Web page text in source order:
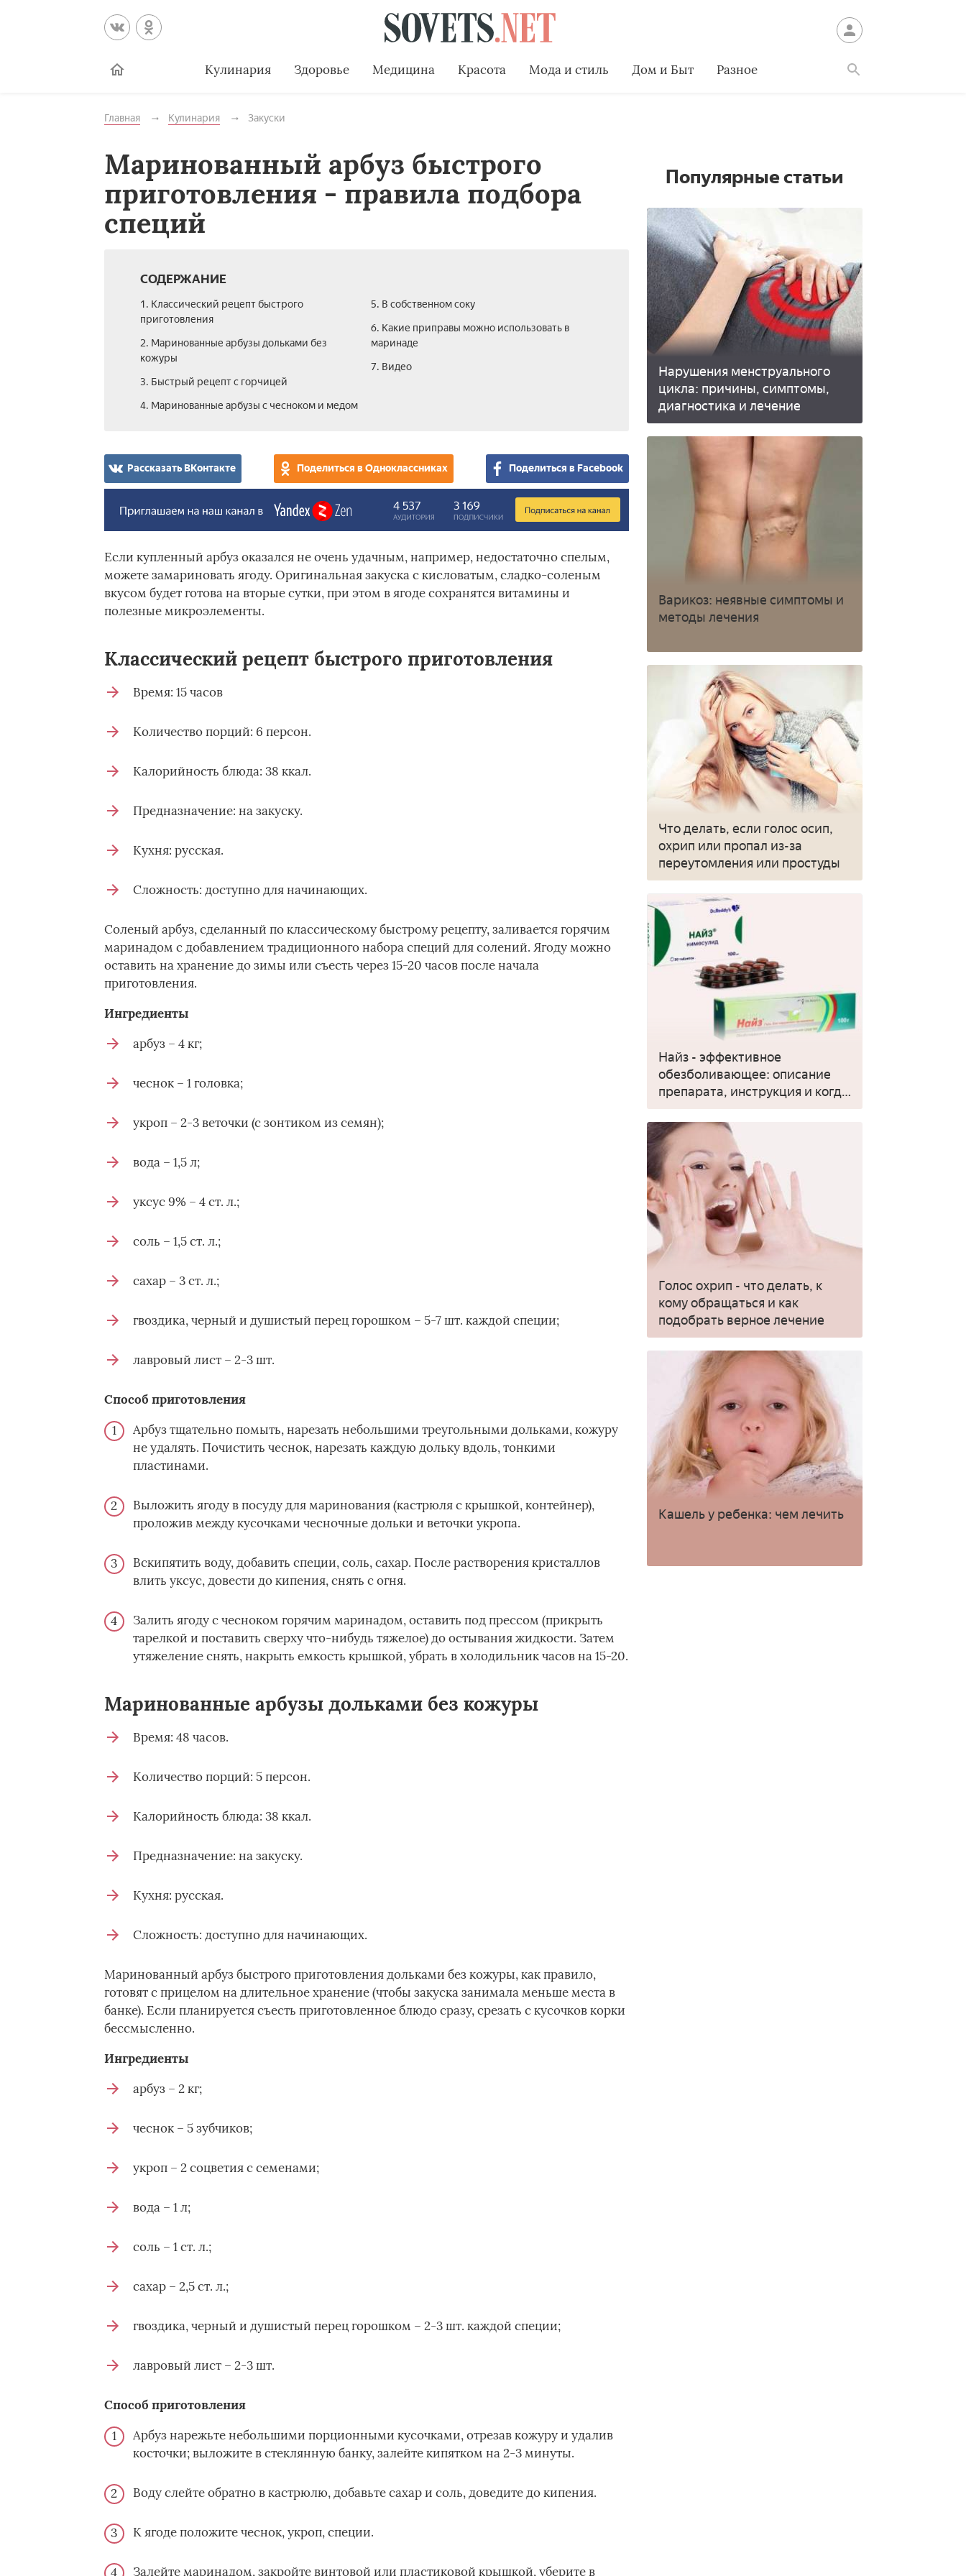
Кулинария Здоровье Медицина Красота Мода и стиль Дом и Быт Разное
Главная Кулинария Закуски
Маринованный арбуз быстрого
приготовления - правила подбора
специй
СОДЕРЖАНИЕ
1. Классический рецепт быстрого
приготовления
2. Маринованные арбузы дольками без
кожуры
3. Быстрый рецепт с горчицей
4. Маринованные арбузы с чесноком и медом
5. В собственном соку
6. Какие приправы можно использовать в
маринаде
7. Видео
Рассказать ВКонтакте Поделиться в Одноклассниках Поделиться в Facebook
Если купленный арбуз оказался не очень удачным, например, недостаточно спелым,
можете замариновать ягоду. Оригинальная закуска с кисловатым, сладко-соленым
вкусом будет готова на вторые сутки, при этом в ягоде сохранятся витамины и
полезные микроэлементы.
Классический рецепт быстрого приготовления
Время: 15 часов
Количество порций: 6 персон.
Калорийность блюда: 38 ккал.
Предназначение: на закуску.
Кухня: русская.
Сложность: доступно для начинающих.
Соленый арбуз, сделанный по классическому быстрому рецепту, заливается горячим
маринадом с добавлением традиционного набора специй для солений. Ягоду можно
оставить на хранение до зимы или съесть через 15-20 часов после начала
приготовления.
Ингредиенты
арбуз – 4 кг;
чеснок – 1 головка;
укроп – 2-3 веточки (с зонтиком из семян);
вода – 1,5 л;
уксус 9% – 4 ст. л.;
соль – 1,5 ст. л.;
сахар – 3 ст. л.;
гвоздика, черный и душистый перец горошком – 5-7 шт. каждой специи;
лавровый лист – 2-3 шт.
Способ приготовления
Арбуз тщательно помыть, нарезать небольшими треугольными дольками, кожуру
не удалять. Почистить чеснок, нарезать каждую дольку вдоль, тонкими
пластинами.
Выложить ягоду в посуду для маринования (кастрюля с крышкой, контейнер),
проложив между кусочками чесночные дольки и веточки укропа.
Вскипятить воду, добавить специи, соль, сахар. После растворения кристаллов
влить уксус, довести до кипения, снять с огня.
Залить ягоду с чесноком горячим маринадом, оставить под прессом (прикрыть
тарелкой и поставить сверху что-нибудь тяжелое) до остывания жидкости. Затем
утяжеление снять, накрыть емкость крышкой, убрать в холодильник часов на 15-20.
Маринованные арбузы дольками без кожуры
Время: 48 часов.
Количество порций: 5 персон.
Калорийность блюда: 38 ккал.
Предназначение: на закуску.
Кухня: русская.
Сложность: доступно для начинающих.
Маринованный арбуз быстрого приготовления дольками без кожуры, как правило,
готовят с прицелом на длительное хранение (чтобы закуска занимала меньше места в
банке). Если планируется съесть приготовленное блюдо сразу, срезать с кусочков корки
бессмысленно.
Ингредиенты
арбуз – 2 кг;
чеснок – 5 зубчиков;
укроп – 2 соцветия с семенами;
вода – 1 л;
соль – 1 ст. л.;
сахар – 2,5 ст. л.;
гвоздика, черный и душистый перец горошком – 2-3 шт. каждой специи;
лавровый лист – 2-3 шт.
Способ приготовления
Арбуз нарежьте небольшими порционными кусочками, отрезав кожуру и удалив
косточки; выложите в стеклянную банку, залейте кипятком на 2-3 минуты.
Воду слейте обратно в кастрюлю, добавьте сахар и соль, доведите до кипения.
К ягоде положите чеснок, укроп, специи.
Залейте маринадом, закройте винтовой или пластиковой крышкой, уберите в
Популярные статьи
Нарушения менструального
цикла: причины, симптомы,
диагностика и лечение
Варикоз: неявные симптомы и
методы лечения
Что делать, если голос осип,
охрип или пропал из-за
переутомления или простуды
Найз - эффективное
обезболивающее: описание
препарата, инструкция и когда
применять
Голос охрип - что делать, к
кому обращаться и как
подобрать верное лечение
Кашель у ребенка: чем лечить